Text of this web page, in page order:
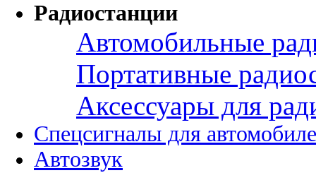
Радиостанции
Автомобильные
Портативные
Аксессуары для
Спецсигналы для
Автозвук